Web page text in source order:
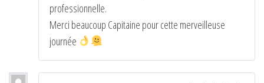
professionnelle.
Merci beaucoup Capitaine pour cette merveilleuse
journée